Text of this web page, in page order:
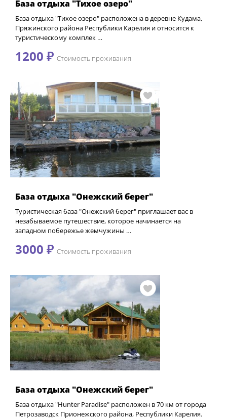
База отдыха "Тихое озеро"
База отдыха "Тихое озеро" расположена в деревне Кудама,
Пряжинского района Республики Карелия и относится к
туристическому комплек …
1200 ₽ Стоимость проживания
База отдыха "Онежский берег"
Туристическая база "Онежский берег" приглашает вас в
незабываемое путешествие, которое начинается на
западном побережье жемчужины …
3000 ₽ Стоимость проживания
База отдыха "Онежский берег"
База отдыха "Hunter Paradise" расположен в 70 км от города
Петрозаводск Прионежского района, Республики Карелия.